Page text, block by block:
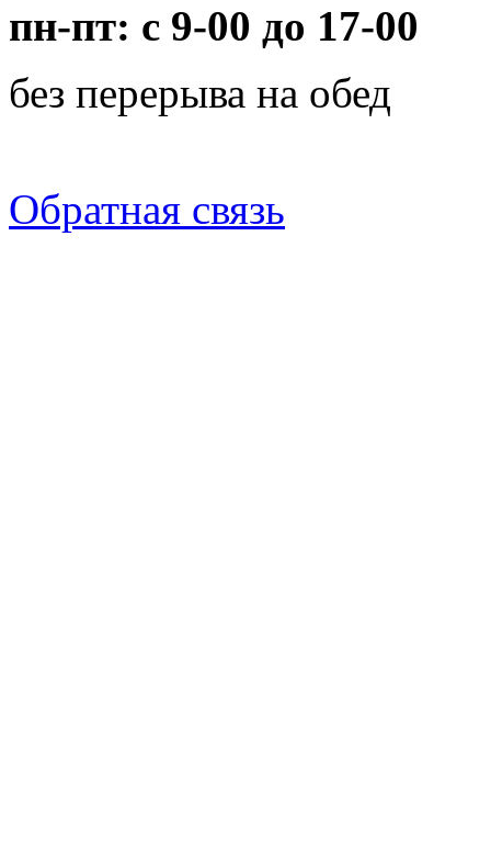
пн-пт: с 9-00 до 17-00
без перерыва на обед
Обратная связь